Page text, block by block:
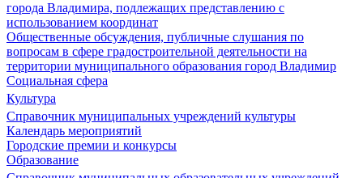
города Владимира, подлежащих представлению с
использованием координат
Общественные обсуждения, публичные слушания по
вопросам в сфере градостроительной деятельности на
территории муниципального образования город Владимир
Социальная сфера
Культура
Справочник муниципальных учреждений культуры
Календарь мероприятий
Городские премии и конкурсы
Образование